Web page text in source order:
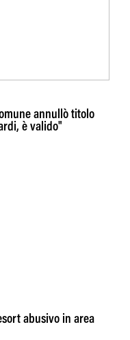
annullò titolo
è valido"
abusivo in area